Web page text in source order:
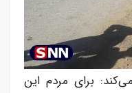
برای مردم این